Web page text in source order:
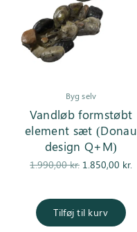
Byg selv
Vandløb formstøbt
element sæt (Donau
design Q+M)
1.990,00kr.
Den
1.990,00 kr..
1.850,00 kr.
Tilføj til kurv